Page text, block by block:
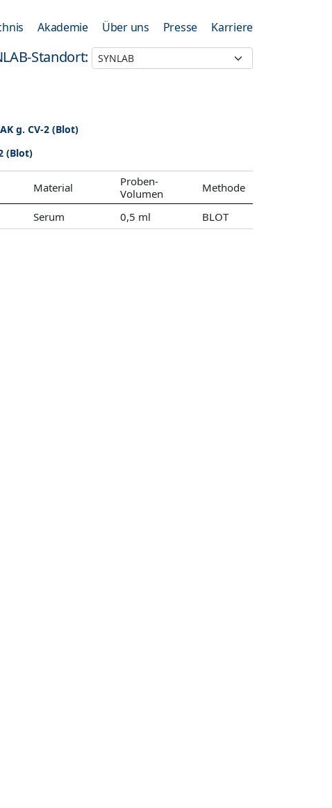
Akademie Über uns Presse Karriere
Standort:
AK g. CV-2 (Blot)
(Blot)
Material
Proben-
Volumen
Methode
Serum 0,5 ml BLOT